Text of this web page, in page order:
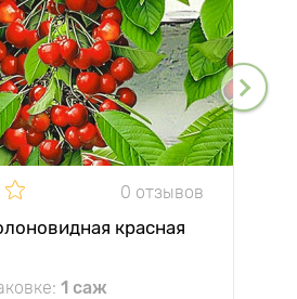
0 отзывов
красная
1 саж